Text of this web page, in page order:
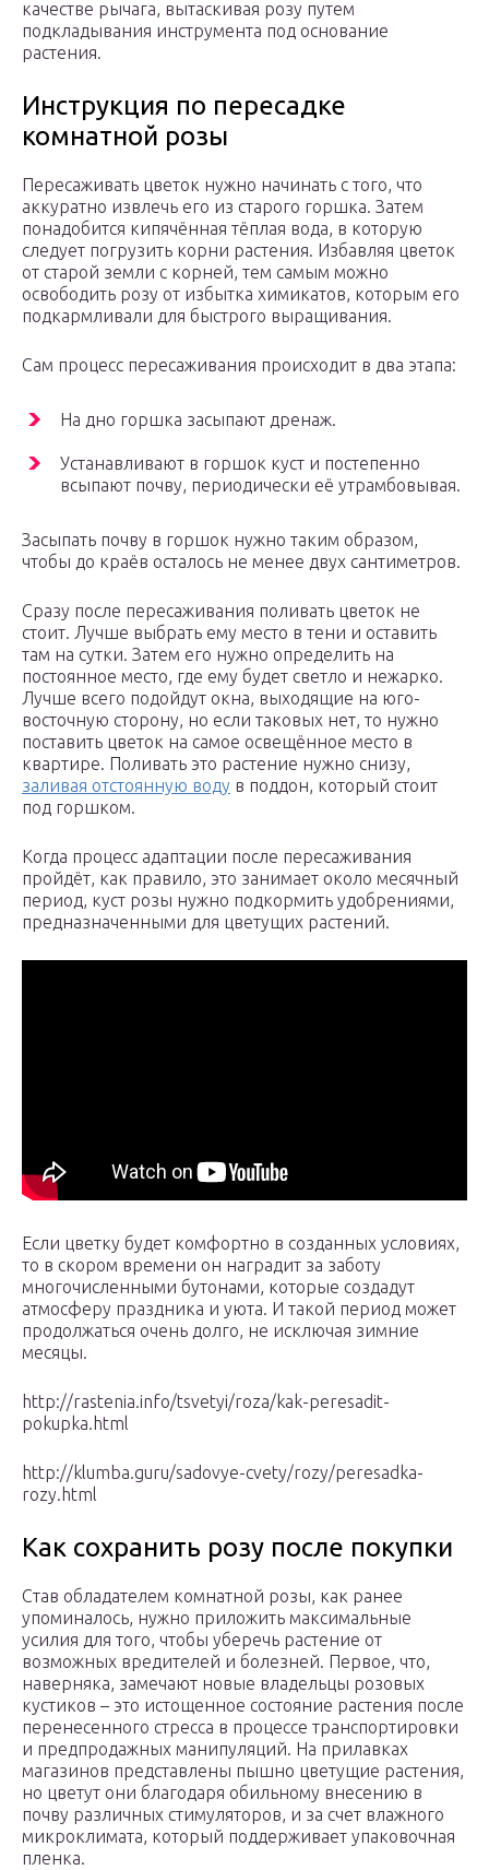
качестве рычага, вытаскивая розу путем
подкладывания инструмента под основание
растения.
Инструкция по пересадке
комнатной розы
Пересаживать цветок нужно начинать с того, что
аккуратно извлечь его из старого горшка. Затем
понадобится кипячённая тёплая вода, в которую
следует погрузить корни растения. Избавляя цветок
от старой земли с корней, тем самым можно
освободить розу от избытка химикатов, которым его
подкармливали для быстрого выращивания.
Сам процесс пересаживания происходит в два этапа:
На дно горшка засыпают дренаж.
Устанавливают в горшок куст и постепенно
всыпают почву, периодически её утрамбовывая.
Засыпать почву в горшок нужно таким образом,
чтобы до краёв осталось не менее двух сантиметров.
Сразу после пересаживания поливать цветок не
стоит. Лучше выбрать ему место в тени и оставить
там на сутки. Затем его нужно определить на
постоянное место, где ему будет светло и нежарко.
Лучше всего подойдут окна, выходящие на юго-
восточную сторону, но если таковых нет, то нужно
поставить цветок на самое освещённое место в
квартире. Поливать это растение нужно снизу,
заливая отстоянную воду в поддон, который стоит
под горшком.
Когда процесс адаптации после пересаживания
пройдёт, как правило, это занимает около месячный
период, куст розы нужно подкормить удобрениями,
предназначенными для цветущих растений.
Если цветку будет комфортно в созданных условиях,
то в скором времени он наградит за заботу
многочисленными бутонами, которые создадут
атмосферу праздника и уюта. И такой период может
продолжаться очень долго, не исключая зимние
месяцы.
http://rastenia.info/tsvetyi/roza/kak-peresadit-
pokupka.html
http://klumba.guru/sadovye-cvety/rozy/peresadka-
rozy.html
Как сохранить розу после покупки
Став обладателем комнатной розы, как ранее
упоминалось, нужно приложить максимальные
усилия для того, чтобы уберечь растение от
возможных вредителей и болезней. Первое, что,
наверняка, замечают новые владельцы розовых
кустиков – это истощенное состояние растения после
перенесенного стресса в процессе транспортировки
и предпродажных манипуляций. На прилавках
магазинов представлены пышно цветущие растения,
но цветут они благодаря обильному внесению в
почву различных стимуляторов, и за счет влажного
микроклимата, который поддерживает упаковочная
пленка.